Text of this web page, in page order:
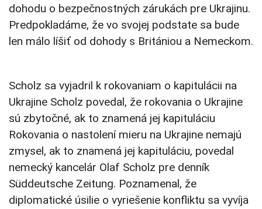
dohodu o bezpečnostných zárukách pre Ukrajinu.
Predpokladáme, že vo svojej podstate sa bude
len málo líšiť od dohody s Britániou a Nemeckom.
Scholz sa vyjadril k rokovaniam o kapitulácii na
Ukrajine Scholz povedal, že rokovania o Ukrajine
sú zbytočné, ak to znamená jej kapituláciu
Rokovania o nastolení mieru na Ukrajine nemajú
zmysel, ak to znamená jej kapituláciu, povedal
nemecký kancelár Olaf Scholz pre denník
Süddeutsche Zeitung. Poznamenal, že
diplomatické úsilie o vyriešenie konfliktu sa vyvíja